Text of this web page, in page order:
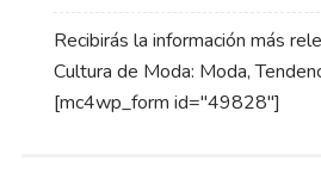
Recibirás la información más
Cultura de Moda: Moda,
[mc4wp_form id="49828"]